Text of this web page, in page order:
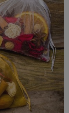
en knopen
- kortom,
plek en ze
zich maar kan